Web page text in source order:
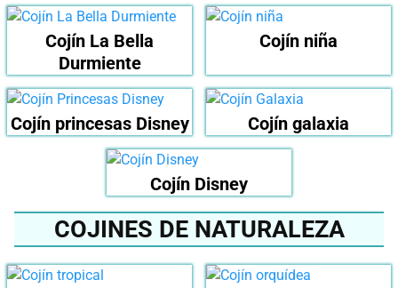
Cojín La Bella
Durmiente
Cojín niña
Cojín princesas Disney Cojín galaxia
Cojín Disney
COJINES DE NATURALEZA